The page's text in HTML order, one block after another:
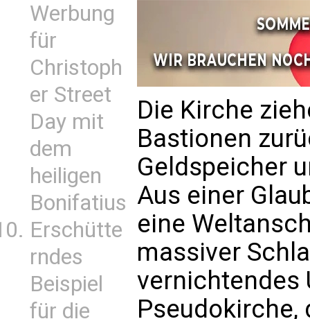
Werbung
für
Christoph
er Street
Day mit
dem
heiligen
Bonifatius
Erschütte
rndes
Beispiel
für die
Die Kirche
Bastionen
Geldspeicher
Aus einer
eine
massiver
vernichtendes
Pseudokirche,